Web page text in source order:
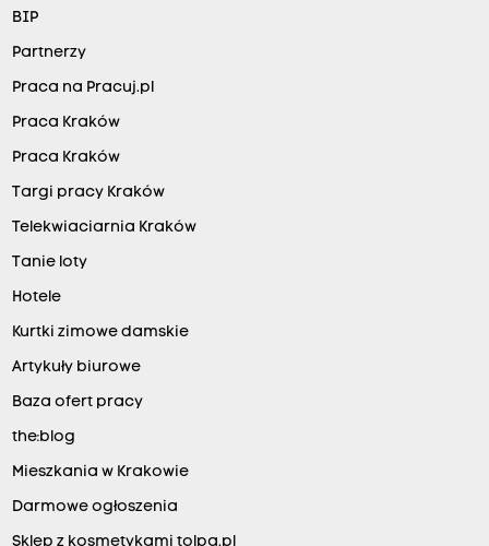
BIP
Partnerzy
Praca na Pracuj.pl
Praca Kraków
Praca Kraków
Targi pracy Kraków
Telekwiaciarnia Kraków
Tanie loty
Hotele
Kurtki zimowe damskie
Artykuły biurowe
Baza ofert pracy
the:blog
Mieszkania w Krakowie
Darmowe ogłoszenia
Sklep z kosmetykami tolpa.pl